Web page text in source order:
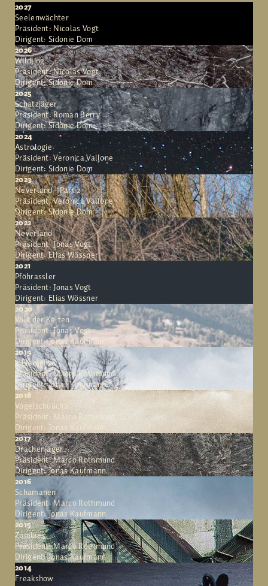
2027
Seelenwächter
Präsident: Nicolas Vogt
Dirigent: Sidonie Dom
2026
Wildling
Präsident: Nicolas Vogt
Dirigent: Sidonie Dom
2025
Schatzjäger
Präsident: Roman Berry
Dirigent: Sidonie Dom
2024
Astrologie
Präsident: Veronica Vallone
Dirigent: Sidonie Dom
2023
Neverland - Part 2
Präsident: Veronica Vallone
Dirigent: Sidonie Dom
2022
Neverland
Präsident: Jonas Vogt
Dirigent: Elias Wössner
2021
Pföhrassler
Präsident: Jonas Vogt
Dirigent: Elias Wössner
2020
Volk der Kelten
Präsident: Jonas Vogt
Dirigent: Jonas Kaufmann
2019
4 Elemente
Präsident: Marco Rothmund
Dirigent: Jonas Kaufmann
2018
Vogelschüücha
Präsident: Marco Rothmund
Dirigent: Jonas Kaufmann
2017
Drachenjäger
Präsident: Marco Rothmund
Dirigent: Jonas Kaufmann
2016
Schamanen
Präsident: Marco Rothmund
Dirigent: Jonas Kaufmann
2015
Zombies
Präsident: Marco Rothmund
Dirigent: Jonas Kaufmann
2014
Freakshow